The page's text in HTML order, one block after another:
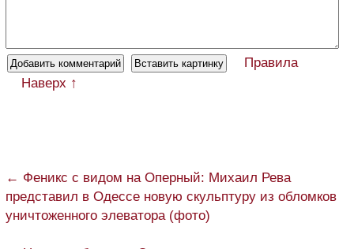
Правила
Наверх ↑
← Феникс с видом на Оперный: Михаил Рева
представил в Одессе новую скульптуру из обломков
уничтоженного элеватора (фото)